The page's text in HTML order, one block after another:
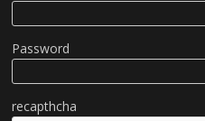
Password
recapthcha